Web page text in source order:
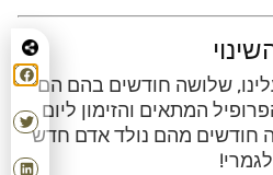
שלושה חודשים בהם הם
המתאים והזימון ליום
חודשים מהם נולד אדם חדש
לגמרי!